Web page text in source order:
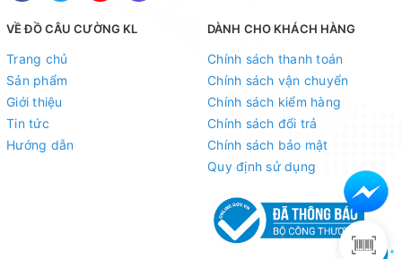
VỀ ĐỒ CÂU CƯỜNG KL
Trang chủ
Sản phẩm
Giới thiệu
Tin tức
Hướng dẫn
DÀNH CHO KHÁCH HÀNG
Chính sách thanh toán
Chính sách vận chuyển
Chính sách kiểm hàng
Chính sách đổi trả
Chính sách bảo mật
Quy định sử dụng